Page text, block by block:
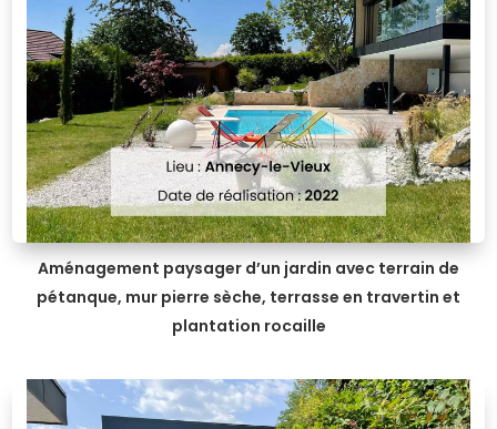
Aménagement paysager d’un jardin avec terrain de
pétanque, mur pierre sèche, terrasse en travertin et
plantation rocaille